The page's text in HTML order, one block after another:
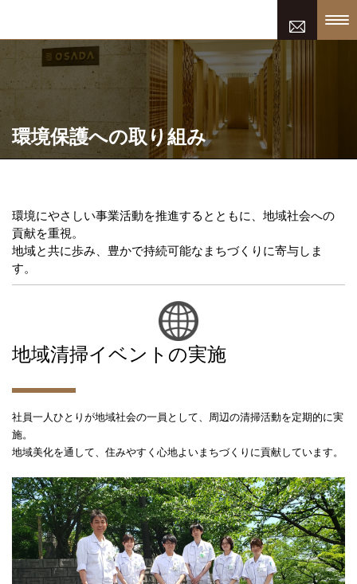
お問い合わせ
環境保護への取り組み
環境にやさしい事業活動を推進するとともに、地域社会への
貢献を重視。
地域と共に歩み、豊かで持続可能なまちづくりに寄与しま
す。
地域清掃イベントの実施
社員一人ひとりが地域社会の一員として、周辺の清掃活動を定期的に実
施。
地域美化を通して、住みやすく心地よいまちづくりに貢献しています。